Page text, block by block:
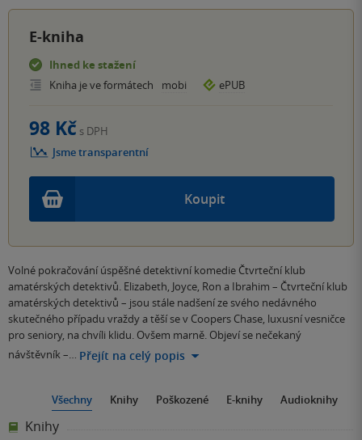
E-kniha
Ihned ke stažení
Kniha je ve formátech
mobi ePUB
Koupit
98 Kč s DPH
Jsme transparentní
Volné pokračování úspěšné detektivní komedie Čtvrteční klub
amatérských detektivů. Elizabeth, Joyce, Ron a Ibrahim – Čtvrteční klub
amatérských detektivů – jsou stále nadšení ze svého nedávného
skutečného případu vraždy a těší se v Coopers Chase, luxusní vesničce
pro seniory, na chvíli klidu. Ovšem marně. Objeví se nečekaný
návštěvník –… Přejít na celý popis
Všechny Knihy Poškozené E-knihy Audioknihy
Knihy